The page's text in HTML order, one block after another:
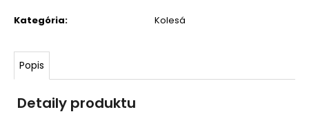
Kategória: Kolesá
Popis
Detaily produktu